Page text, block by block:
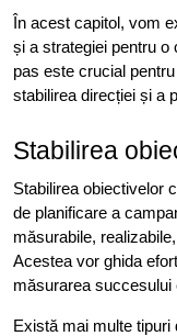
În acest capitol, vom
și a strategiei pentru o
pas este crucial
stabilirea direcției și a
Stabilirea
Stabilirea obiectivelor
de planificare a
măsurabile,
Acestea vor ghida
măsurarea succesului
Există mai multe tipuri